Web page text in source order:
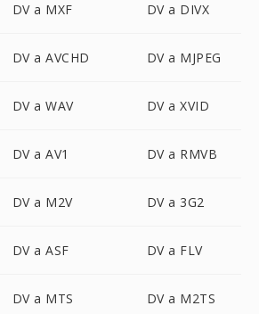
DV a MXF DV a DIVX
DV a AVCHD DV a MJPEG
DV a WAV DV a XVID
DV a AV1 DV a RMVB
DV a M2V DV a 3G2
DV a ASF DV a FLV
DV a MTS DV a M2TS